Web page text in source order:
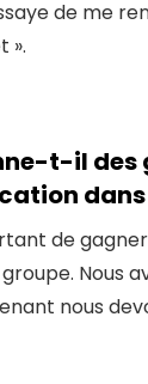
de me
».
t-il des
de
Nous
nous